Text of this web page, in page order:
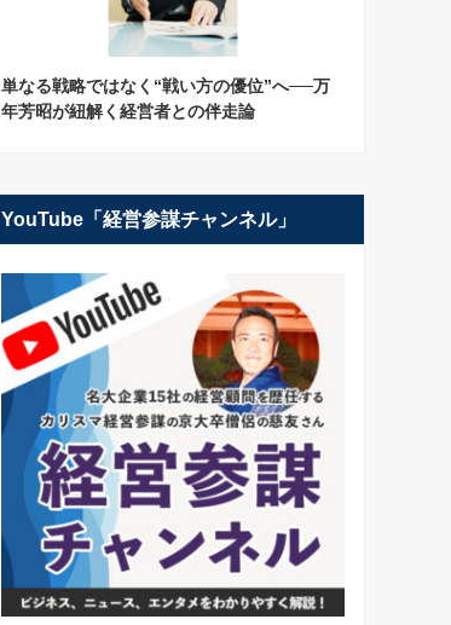
単なる戦略ではなく“戦い方の優位”へ──万
年芳昭が紐解く経営者との伴走論
YouTube「経営参謀チャンネル」